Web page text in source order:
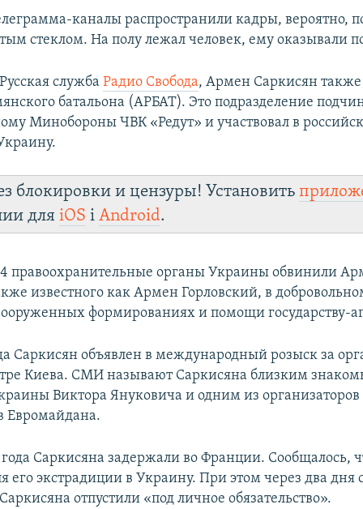
каналы распространили кадры, вероятно,
стеклом. На полу лежал человек, ему оказывали
службаРадио Свобода, Армен Саркисян также
батальона (АРБАТ). Это подразделение
Минобороны ЧВК «Редут» и участвовал в
блокировки и цензуры! Установить
дляiOS іAndroid.
правоохранительные органы Украины обвинили
известного как Армен Горловский, в
формированиях и помощи государству-
Саркисян объявлен в международный розыск за
Киева. СМИ называют Саркисяна близким
Виктора Януковича и одним из
Евромайдана.
Саркисяна задержали во Франции. Сообщалось,
его экстрадиции в Украину. При этом через два дня
отпустили «под личное обязательство».